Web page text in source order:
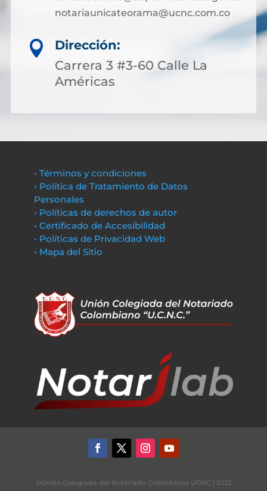
notariaunicateorama@ucnc.com.co

Dirección:
Carrera 3 #3-60 Calle La
Américas
• Términos y condiciones
• Política de Tratamiento de Datos
Personales
• Políticas de derechos de autor
• Certificado de Accesibilidad
• Políticas de Privacidad Web
• Mapa del Sitio
©Unión Colegiada del Notariado Colombiano UCNC | 2022